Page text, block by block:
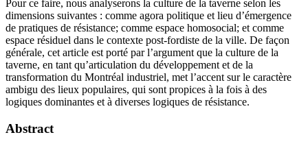
Pour ce faire, nous analyserons la culture de la taverne selon les
dimensions suivantes : comme agora politique et lieu d’émergence
de pratiques de résistance; comme espace homosocial; et comme
espace résiduel dans le contexte post-fordiste de la ville. De façon
générale, cet article est porté par l’argument que la culture de la
taverne, en tant qu’articulation du développement et de la
transformation du Montréal industriel, met l’accent sur le caractère
ambigu des lieux populaires, qui sont propices à la fois à des
logiques dominantes et à diverses logiques de résistance.
Abstract